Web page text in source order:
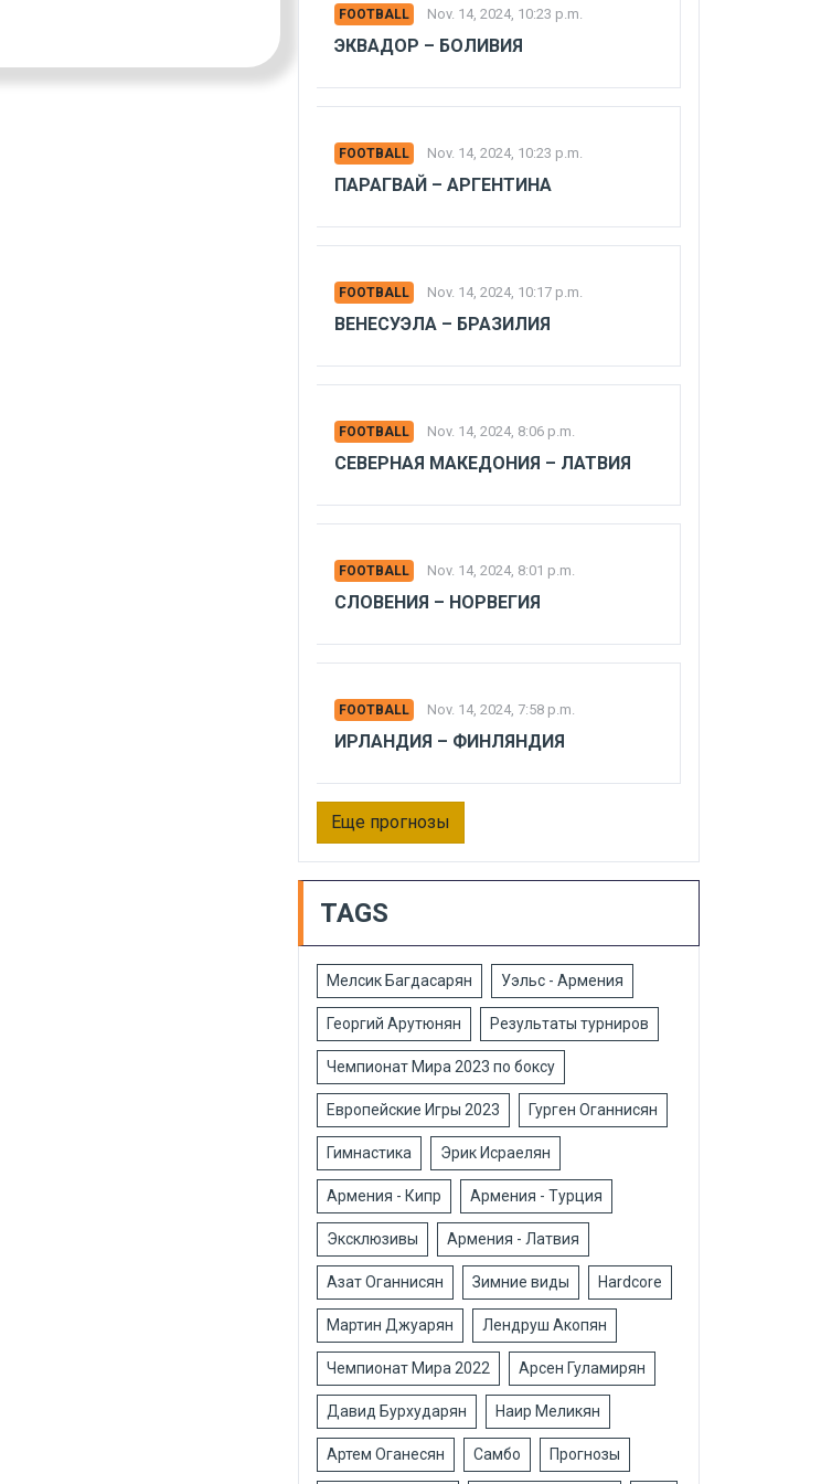
FOOTBALL Nov. 14, 2024, 10:23 p.m.
ЭКВАДОР – БОЛИВИЯ
FOOTBALL Nov. 14, 2024, 10:23 p.m.
ПАРАГВАЙ – АРГЕНТИНА
FOOTBALL Nov. 14, 2024, 10:17 p.m.
ВЕНЕСУЭЛА – БРАЗИЛИЯ
FOOTBALL Nov. 14, 2024, 8:06 p.m.
СЕВЕРНАЯ МАКЕДОНИЯ – ЛАТВИЯ
FOOTBALL Nov. 14, 2024, 8:01 p.m.
СЛОВЕНИЯ – НОРВЕГИЯ
FOOTBALL Nov. 14, 2024, 7:58 p.m.
ИРЛАНДИЯ – ФИНЛЯНДИЯ
Еще прогнозы
TAGS
Мелсик Багдасарян Уэльс - Армения
Георгий Арутюнян Результаты турниров
Чемпионат Мира 2023 по боксу
Европейские Игры 2023 Гурген Оганнисян
Гимнастика Эрик Исраелян
Армения - Кипр Армения - Турция
Эксклюзивы Армения - Латвия
Азат Оганнисян Зимние виды Hardcore
Мартин Джуарян Лендруш Акопян
Чемпионат Мира 2022 Арсен Гуламирян
Давид Бурхударян Наир Меликян
Артем Оганесян Самбо Прогнозы